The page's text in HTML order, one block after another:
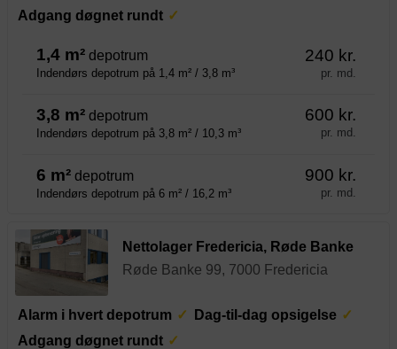
Adgang døgnet rundt
1,4 m² depotrum
Indendørs depotrum på 1,4 m² / 3,8 m³
240 kr.
pr. md.
3,8 m² depotrum
Indendørs depotrum på 3,8 m² / 10,3 m³
600 kr.
pr. md.
6 m² depotrum
Indendørs depotrum på 6 m² / 16,2 m³
900 kr.
pr. md.
Nettolager Fredericia, Røde Banke
Røde Banke 99, 7000 Fredericia
Alarm i hvert depotrum
Dag-til-dag opsigelse
Adgang døgnet rundt